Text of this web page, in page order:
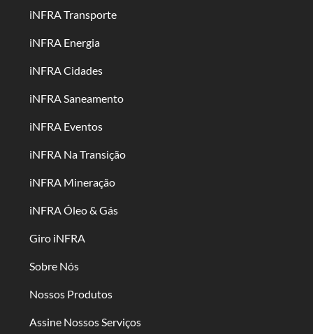
iNFRA Transporte
iNFRA Energia
iNFRA Cidades
iNFRA Saneamento
iNFRA Eventos
iNFRA Na Transição
iNFRA Mineração
iNFRA Óleo & Gás
Giro iNFRA
Sobre Nós
Nossos Produtos
Assine Nossos Serviços